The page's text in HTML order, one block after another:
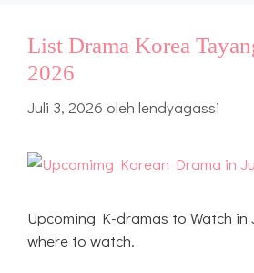
List Drama Korea
2026
Juli 3, 2026 oleh lendyagassi
Upcoming K-dramas to Watch in
where to watch.